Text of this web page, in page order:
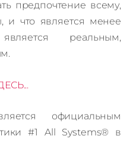
предпочтение всему,
и что является менее
реальным,
официальным
#1 All Systems® в